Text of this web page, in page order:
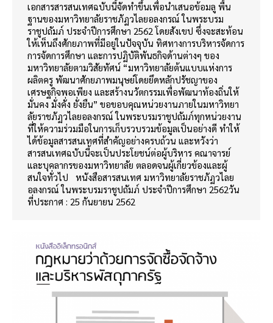
เอกสารสารสนเทศฉบับนี้จัดทำขึ้นเพื่อนำเสนอข้อมลู พื้น
ฐานของมหาวิทยาลัยราชภัฏวไลยอลงกรณ์ ในพระบรม
ราชูปถัมภ์ ประจำปีการศึกษา 2562 โดยสังเขป ซึ่งจะสะท้อน
ให้เห็นถึงศักยภาพที่มีอยู่ในปัจจุบัน ทิศทางการบริหารจัดการ
การจัดการศึกษา และการปฏิบัติพันธกิจด้านต่างๆ ของ
มหาวิทยาลัยตามวิสัยทัศน์ “มหาวิทยาลัยต้นแบบแห่งการ
ผลิตครู พัฒนาศักยภาพมนุษย์โดยยึดหลักปรัชญาของ
เศรษฐกิจพอเพียง และสร้างนวัตกรรมเพื่อพัฒนาท้องถิ่นให้
มั่นคง มั่งคั่ง ยั่งยืน” ขอขอบคุณหน่วยงานภายในมหาวิทยา
ลัยราชภัฏวไลยอลงกรณ์ ในพระบรมราชูปถัมภ์ทุกหน่วยงาน
ที่ให้ความร่วมมือในการเก็บรวบรวมข้อมูลเป็นอย่างดี ทำให้
ได้ข้อมูลสารสนเทศที่สำคัญอย่างครบถ้วน และหวังว่า
สารสนเทศฉบับนี้จะเป็นประโยชน์ต่อผู้บริหาร คณาจารย์
และบุคลากรของมหาวิทยาลัย ตลอดจนผู้เกี่ยวข้องและผู้
สนใจทั่วไป หนังสือสารสนเทศ มหาวิทยาลัยราชภัฏวไลย
อลงกรณ์ ในพระบรมราชูปถัมภ์ ประจำปีการศึกษา 2562วัน
ที่ประกาศ : 25 กันยายน 2562